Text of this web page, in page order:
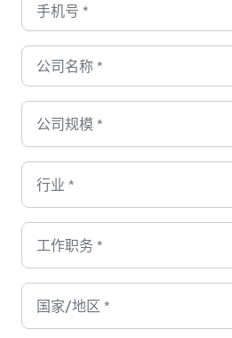
手机号 *
公司名称 *
公司规模 *
行业 *
工作职务 *
国家/地区 *